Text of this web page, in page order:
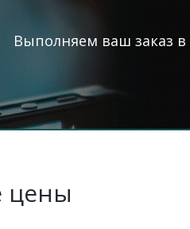
Выполняем ваш заказ в
цены